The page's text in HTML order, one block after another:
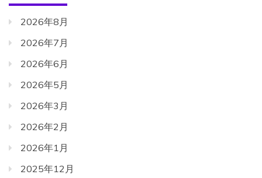
2026年8月
2026年7月
2026年6月
2026年5月
2026年3月
2026年2月
2026年1月
2025年12月